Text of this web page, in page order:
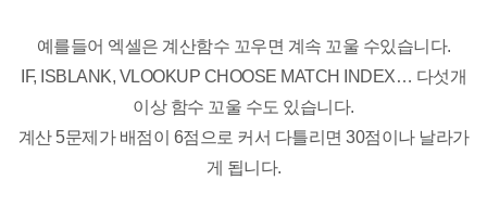
예를들어 엑셀은 계산함수 꼬우면 계속 꼬울 수있습니다.
IF, ISBLANK, VLOOKUP CHOOSE MATCH INDEX… 다섯개
이상 함수 꼬울 수도 있습니다.
계산 5문제가 배점이 6점으로 커서 다틀리면 30점이나 날라가
게 됩니다.